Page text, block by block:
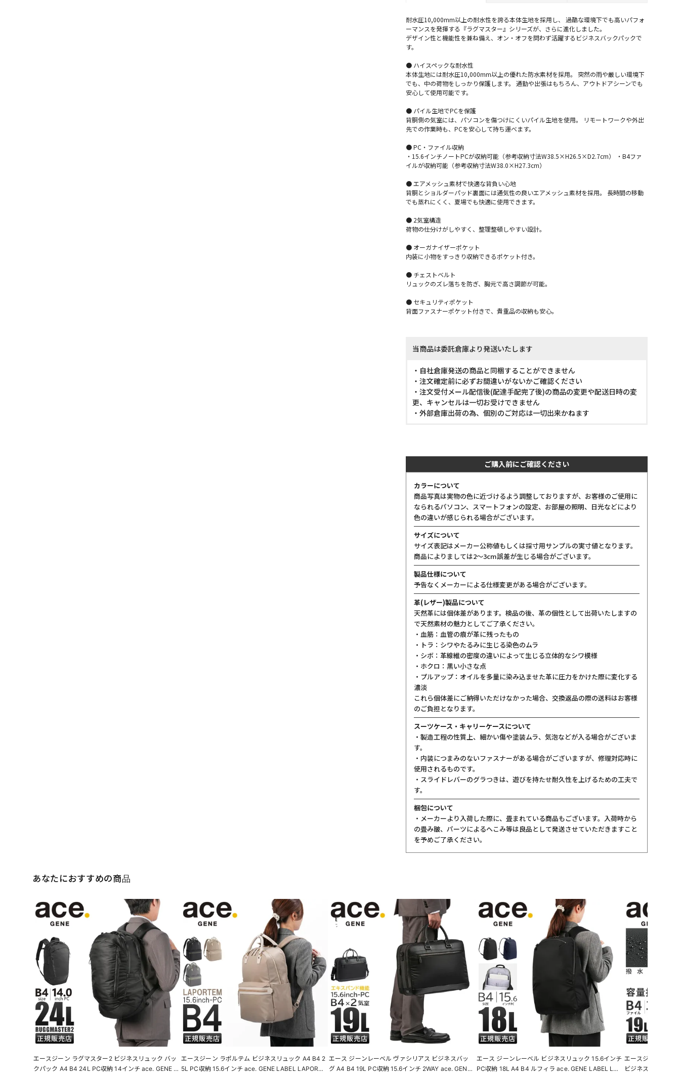
耐水圧10,000mm以上の耐水性を誇る本体生地を採用し、 過酷な環境下でも高いパフォ
ーマンスを発揮する『ラグマスター』シリーズが、さらに進化しました。
デザイン性と機能性を兼ね備え、オン・オフを問わず活躍するビジネスバックパックで
す。
● ハイスペックな耐水性
本体生地には耐水圧10,000mm以上の優れた防水素材を採用。 突然の雨や厳しい環境下
でも、中の荷物をしっかり保護します。 通勤や出張はもちろん、アウトドアシーンでも
安心して使用可能です。
● パイル生地でPCを保護
背胴側の気室には、パソコンを傷つけにくいパイル生地を使用。 リモートワークや外出
先での作業時も、PCを安心して持ち運べます。
● PC・ファイル収納
・15.6インチノートPCが収納可能（参考収納寸法W38.5×H26.5×D2.7cm） ・B4ファ
イルが収納可能（参考収納寸法W38.0×H27.3cm）
● エアメッシュ素材で快適な背負い心地
背胴とショルダーパッド裏面には通気性の良いエアメッシュ素材を採用。 長時間の移動
でも蒸れにくく、夏場でも快適に使用できます。
● 2気室構造
荷物の仕分けがしやすく、整理整頓しやすい設計。
● オーガナイザーポケット
内装に小物をすっきり収納できるポケット付き。
● チェストベルト
リュックのズレ落ちを防ぎ、胸元で高さ調節が可能。
● セキュリティポケット
背面ファスナーポケット付きで、貴重品の収納も安心。
当商品は委託倉庫より発送いたします
・自社倉庫発送の商品と同梱することができません
・注文確定前に必ずお間違いがないかご確認ください
・注文受付メール配信後(配達手配完了後)の商品の変更や配送日時の変
更、キャンセルは一切お受けできません
・外部倉庫出荷の為、個別のご対応は一切出来かねます
ご購入前にご確認ください
カラーについて
商品写真は実物の色に近づけるよう調整しておりますが、お客様のご使用に
なられるパソコン、スマートフォンの設定、お部屋の照明、日光などにより
色の違いが感じられる場合がございます。
サイズについて
サイズ表記はメーカー公称値もしくは採寸用サンプルの実寸値となります。
商品によりましては2〜3cm誤差が生じる場合がございます。
製品仕様について
予告なくメーカーによる仕様変更がある場合がございます。
革(レザー)製品について
天然革には個体差があります。検品の後、革の個性として出荷いたしますの
で天然素材の魅力としてご了承ください。
・血筋：血管の痕が革に残ったもの
・トラ：シワやたるみに生じる染色のムラ
・シボ：革線維の密度の違いによって生じる立体的なシワ模様
・ホクロ：黒い小さな点
・プルアップ：オイルを多量に染み込ませた革に圧力をかけた際に変化する
濃淡
これら個体差にご納得いただけなかった場合、交換返品の際の送料はお客様
のご負担となります。
スーツケース・キャリーケースについて
・製造工程の性質上、細かい傷や塗装ムラ、気泡などが入る場合がございま
す。
・内装につまみのないファスナーがある場合がございますが、修理対応時に
使用されるものです。
・スライドレバーのグラつきは、遊びを持たせ耐久性を上げるための工夫で
す。
梱包について
・メーカーより入荷した際に、畳まれている商品もございます。入荷時から
の畳み皺、パーツによるへこみ等は良品として発送させていただきますこと
を予めご了承ください。
あなたにおすすめの商品
エースジーン ラグマスター2 ビジネスリュック バッ
クパック A4 B4 24L PC収納 14インチ ace. GENE L
エースジーン ラポルテム ビジネスリュック A4 B4 2
5L PC収納 15.6インチ ace. GENE LABEL LAPORTE
エース ジーンレーベル ヴァシリアス ビジネスバッ
グ A4 B4 19L PC収納 15.6インチ 2WAY ace. GENE
エース ジーンレーベル ビジネスリュック 15.6インチ
PC収納 18L A4 B4 ルフィラ ace. GENE LABEL LUF
エースジーン ガジ
ビジネスバッグ 拡